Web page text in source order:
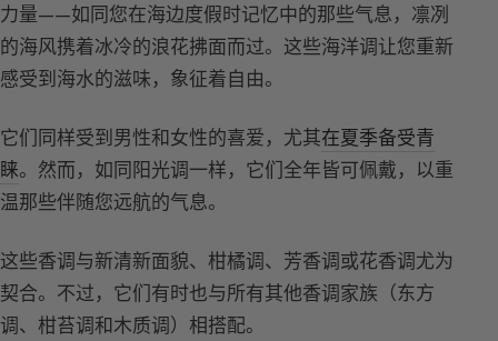
力量——如同您在海边度假时记忆中的那些气息，凛冽
的海风携着冰冷的浪花拂面而过。这些海洋调让您重新
感受到海水的滋味，象征着自由。
它们同样受到男性和女性的喜爱，尤其在夏季备受青
睐。然而，如同阳光调一样，它们全年皆可佩戴，以重
温那些伴随您远航的气息。
这些香调与新清新面貌、柑橘调、芳香调或花香调尤为
契合。不过，它们有时也与所有其他香调家族（东方
调、柑苔调和木质调）相搭配。